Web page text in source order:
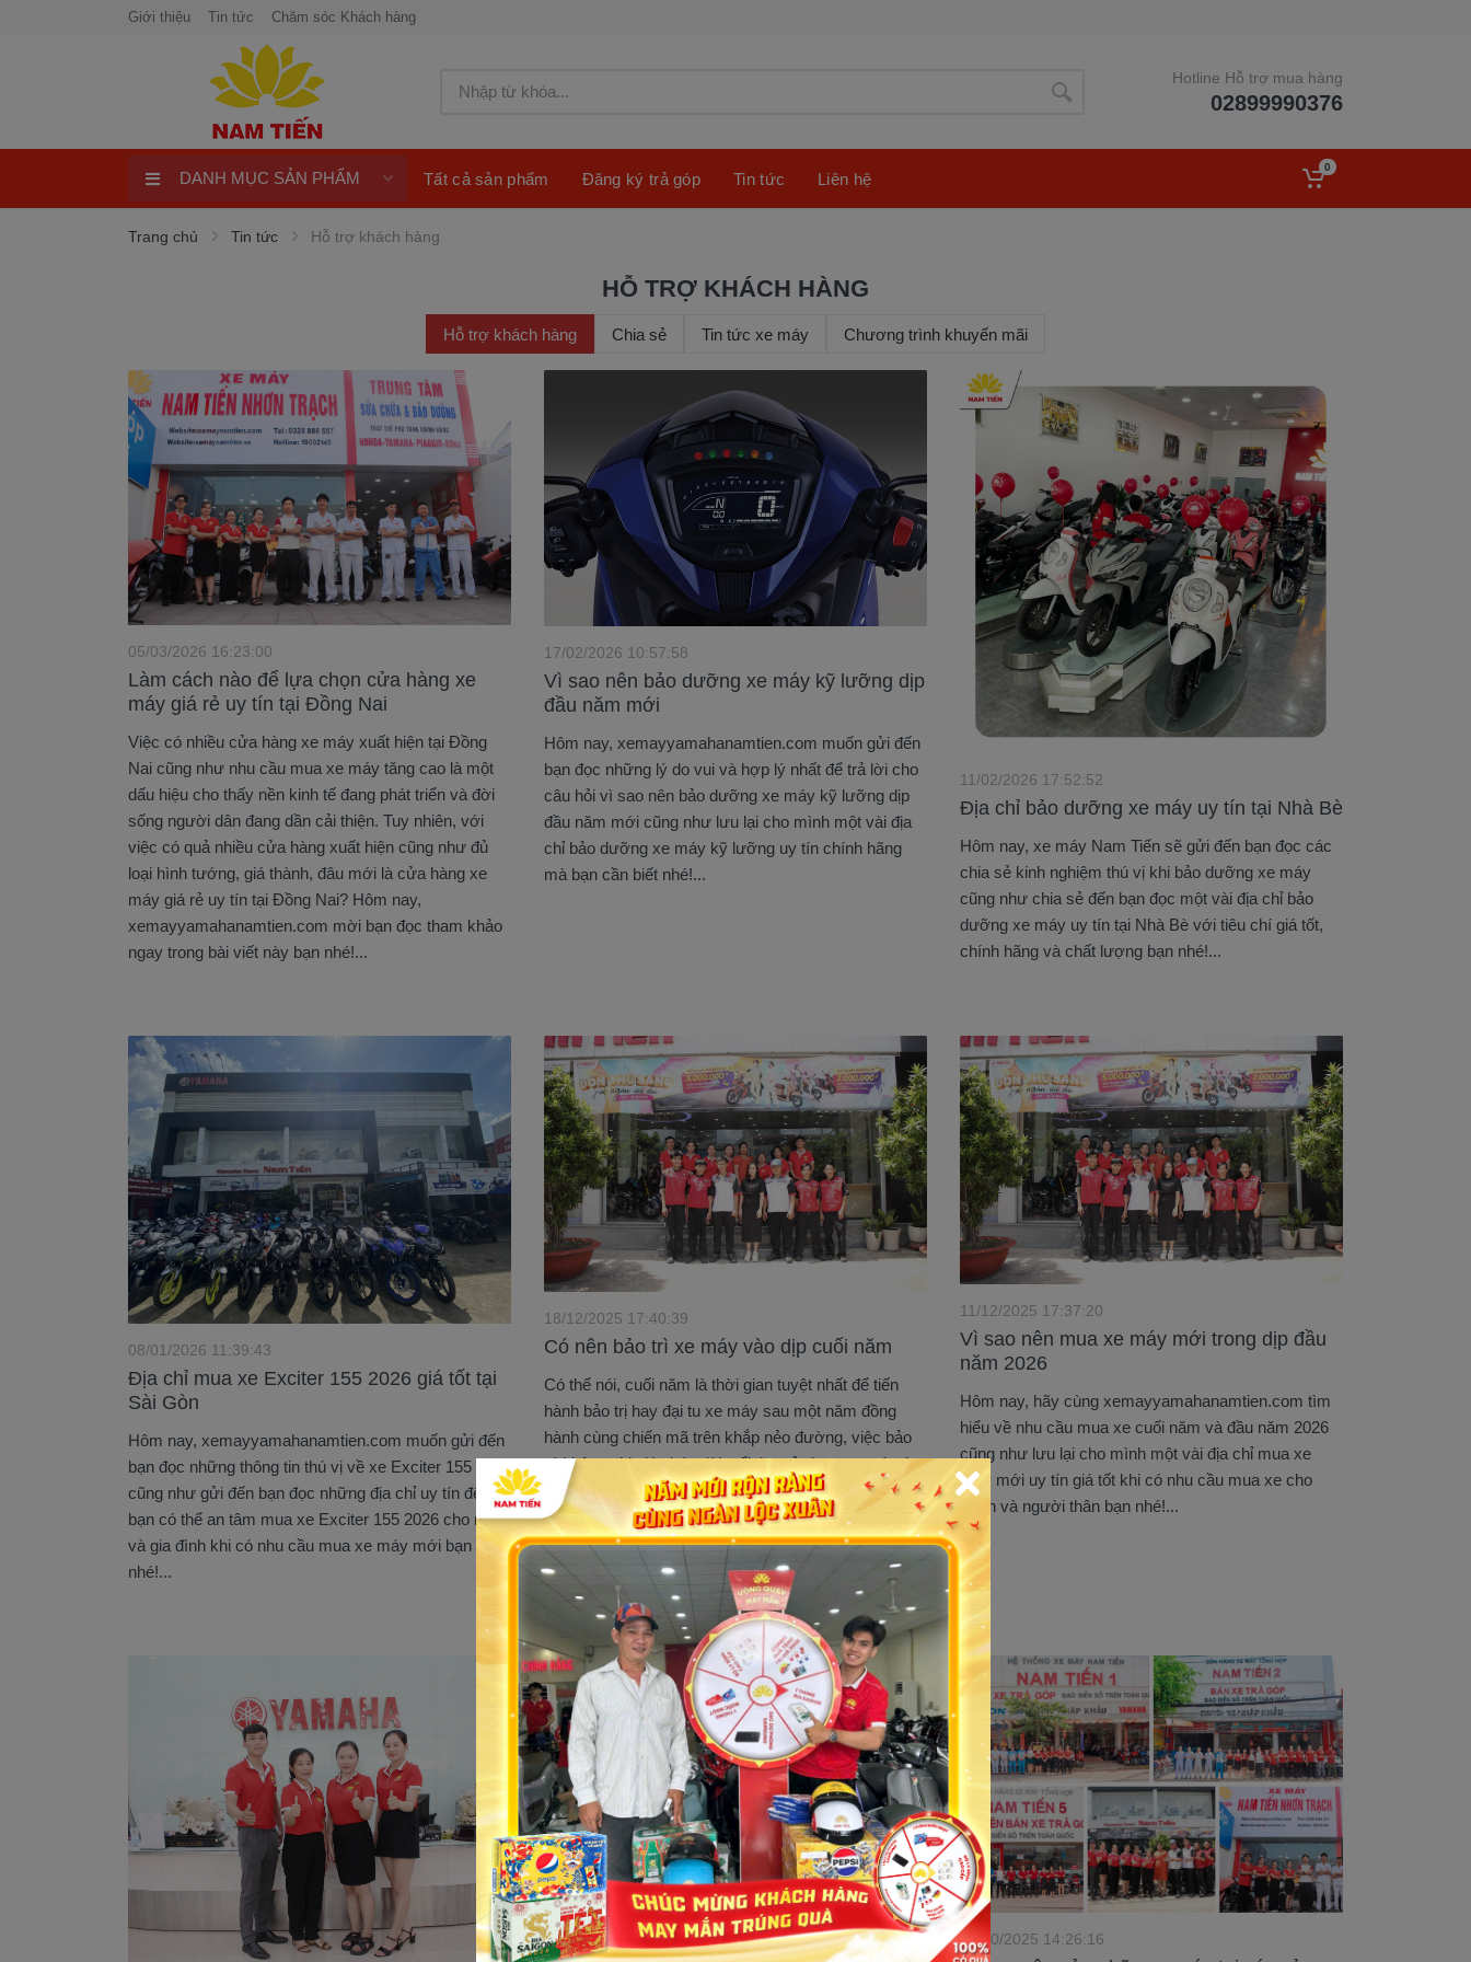
Giới thiệu Tin tức Chăm sóc Khách hàng
Hotline Hỗ trợ mua hàng
02899990376
Xe Tay Côn
Phụ Tùng Xe Máy
Khuyến Mại
Quay số trúng thưởng 100%
ngay
DANH MỤC SẢN PHẨM Tất cả sản phẩm Đăng ký trả góp Tin tức Liên hệ
0
Trang chủ Tin tức Hỗ trợ khách hàng
HỖ TRỢ KHÁCH HÀNG
Hỗ trợ khách hàng Chia sẻ Tin tức xe máy Chương trình khuyến mãi
Làm cách nào để lựa chọn cửa hàng xe
máy giá rẻ uy tín tại Đồng Nai
05/03/2026 16:23:00
Việc có nhiều cửa hàng xe máy xuất hiện tại Đồng
Nai cũng như nhu cầu mua xe máy tăng cao là một
dấu hiệu cho thấy nền kinh tế đang phát triển và đời
sống người dân đang dần cải thiện. Tuy nhiên, với
việc có quả nhiều cửa hàng xuất hiện cũng như đủ
loại hình tướng, giá thành, đâu mới là cửa hàng xe
máy giá rẻ uy tín tại Đồng Nai? Hôm nay,
xemayyamahanamtien.com mời bạn đọc tham khảo
ngay trong bài viết này bạn nhé!...
Vì sao nên bảo dưỡng xe máy kỹ lưỡng dịp
đầu năm mới
17/02/2026 10:57:58
Hôm nay, xemayyamahanamtien.com muốn gửi đến
bạn đọc những lý do vui và hợp lý nhất để trả lời cho
câu hỏi vì sao nên bảo dưỡng xe máy kỹ lưỡng dịp
đầu năm mới cũng như lưu lại cho mình một vài địa
chỉ bảo dưỡng xe máy kỹ lưỡng uy tín chính hãng
mà bạn cần biết nhé!...
Địa chỉ bảo dưỡng xe máy uy tín tại Nhà Bè
11/02/2026 17:52:52
Hôm nay, xe máy Nam Tiến sẽ gửi đến bạn đọc các
chia sẻ kinh nghiệm thú vị khi bảo dưỡng xe máy
cũng như chia sẻ đến bạn đọc một vài địa chỉ bảo
dưỡng xe máy uy tín tại Nhà Bè với tiêu chí giá tốt,
chính hãng và chất lượng bạn nhé!...
Địa chỉ mua xe Exciter 155 2026 giá tốt tại
Sài Gòn
08/01/2026 11:39:43
Hôm nay, xemayyamahanamtien.com muốn gửi đến
bạn đọc những thông tin thú vị về xe Exciter 155 2026
cũng như gửi đến bạn đọc những địa chỉ uy tín để
bạn có thể an tâm mua xe Exciter 155 2026 cho mình
và gia đình khi có nhu cầu mua xe máy mới bạn
nhé!...
Có nên bảo trì xe máy vào dịp cuối năm
18/12/2025 17:40:39
Có thể nói, cuối năm là thời gian tuyệt nhất để tiến
hành bảo trị hay đại tu xe máy sau một năm đồng
hành cùng chiến mã trên khắp nẻo đường, việc bảo
trì không chi giúp kéo dài tuổi thọ sử dụng xe mà còn
giúp xe luôn vận hành trong tình trạng tốt và an toàn
nhất, một trong những dịch vụ bảo trì xe máy phổ
biến dịp cuối năm thường gặp nhất phải kể đến:...
Vì sao nên mua xe máy mới trong dịp đầu
năm 2026
11/12/2025 17:37:20
Hôm nay, hãy cùng xemayyamahanamtien.com tìm
hiểu về nhu cầu mua xe cuối năm và đầu năm 2026
cũng như lưu lại cho mình một vài địa chỉ mua xe
máy mới uy tín giá tốt khi có nhu cầu mua xe cho
mình và người thân bạn nhé!...
09/10/2025 14:26:16